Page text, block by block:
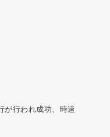
が行われ成功、時速